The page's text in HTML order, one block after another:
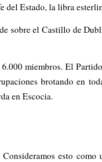
del Estado, la libra
sobre el Castillo de
miembros. El
brotando en
en Escocia.
esto